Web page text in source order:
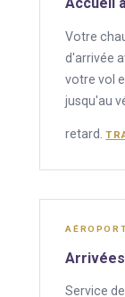
Votre
d'arrivée
votre vol
jusqu'au
retard.
Arrivées
Service